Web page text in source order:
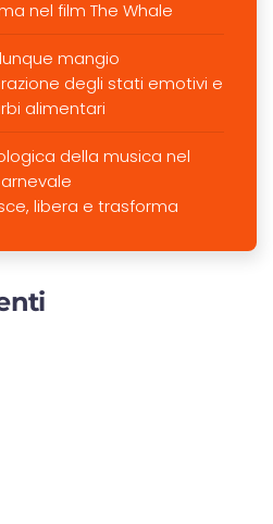
nel film The Whale
mangio
degli stati emotivi e
alimentari
della musica nel
libera e trasforma